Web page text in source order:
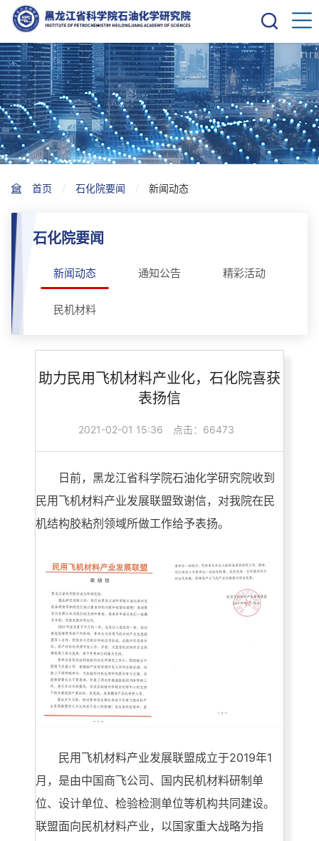
首页 石化院要闻 新闻动态
石化院要闻
新闻动态 通知公告 精彩活动
民机材料
助力民用飞机材料产业化，石化院喜获
表扬信
2021-02-01 15:36 点击：66473
日前，黑龙江省科学院石油化学研究院收到
民用飞机材料产业发展联盟致谢信，对我院在民
机结构胶粘剂领域所做工作给予表扬。
民用飞机材料产业发展联盟成立于2019年1
月，是由中国商飞公司、国内民机材料研制单
位、设计单位、检验检测单位等机构共同建设。
联盟面向民机材料产业，以国家重大战略为指